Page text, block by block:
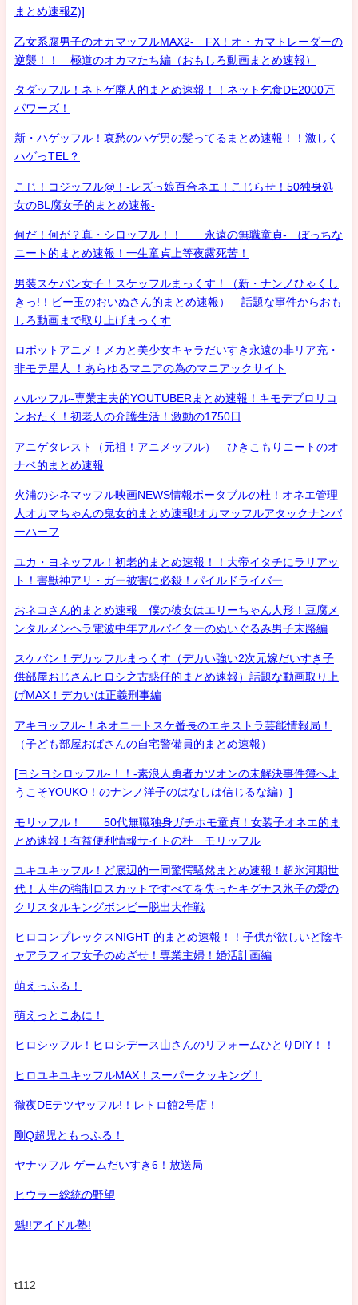
まとめ速報Z)]
乙女系腐男子のオカマッフルMAX2- FX！オ・カマトレーダーの
逆襲！！ 極道のオカマたち編（おもしろ動画まとめ速報）
タダッフル！ネトゲ廃人的まとめ速報！！ネット乞食DE2000万
パワーズ！
新・ハゲッフル！哀愁のハゲ男の髪ってるまとめ速報！！激しく
ハゲっTEL？
こじ！コジッフル@！-レズっ娘百合ネエ！こじらせ！50独身処
女のBL腐女子的まとめ速報-
何だ！何が？真・シロッフル！！ 永遠の無職童貞- ぼっちな
ニート的まとめ速報！一生童貞上等夜露死苦！
男装スケバン女子！スケッフルまっくす！（新・ナンノひゃくし
きっ!！ビー玉のおいぬさん的まとめ速報） 話題な事件からおも
しろ動画まで取り上げまっくす
ロボットアニメ！メカと美少女キャラだいすき永遠の非リア充・
非モテ星人 ！あらゆるマニアの為のマニアックサイト
ハルッフル-専業主夫的YOUTUBERまとめ速報！キモデブロリコ
ンおたく！初老人の介護生活！激動の1750日
アニゲタレスト（元祖！アニメッフル） ひきこもりニートのオ
ナベ的まとめ速報
火浦のシネマッフル映画NEWS情報ポータブルの杜！オネエ管理
人オカマちゃんの鬼女的まとめ速報!オカマッフルアタックナンバ
ーハーフ
ユカ・ヨネッフル！初老的まとめ速報！！大帝イタチにラリアッ
ト！害獣神アリ・ガー被害に必殺！パイルドライバー
おネコさん的まとめ速報 僕の彼女はエリーちゃん人形！豆腐メ
ンタルメンヘラ電波中年アルバイターのぬいぐるみ男子末路編
スケバン！デカッフルまっくす（デカい強い2次元嫁だいすき子
供部屋おじさんヒロシ之古惑仔的まとめ速報）話題な動画取り上
げMAX！デカいは正義刑事編
アキヨッフル-！ネオニートスケ番長のエキストラ芸能情報局！
（子ども部屋おばさんの自宅警備員的まとめ速報）
[ヨシヨシロッフル-！！-素浪人勇者カツオンの未解決事件簿へよ
うこそYOUKO！のナンノ洋子のはなしは信じるな編）]
モリッフル！ 50代無職独身ガチホモ童貞！女装子オネエ的ま
とめ速報！有益便利情報サイトの杜 モリッフル
ユキユキッフル！ど底辺的一同驚愕騒然まとめ速報！超氷河期世
代！人生の強制ロスカットですべてを失ったキグナス氷子の愛の
クリスタルキングボンビー脱出大作戦
ヒロコンプレックスNIGHT 的まとめ速報！！子供が欲しいど陰キ
ャアラフィフ女子のめざせ！専業主婦！婚活計画編
萌えっふる！
萌えっとこあに！
ヒロシッフル！ヒロシデース山さんのリフォームひとりDIY！！
ヒロユキユキッフルMAX！スーパークッキング！
徹夜DEテツヤッフル!！レトロ館2号店！
剛Q超児ともっふる！
ヤナッフル ゲームだいすき6！放送局
ヒウラー総統の野望
魁!!アイドル塾!
t112